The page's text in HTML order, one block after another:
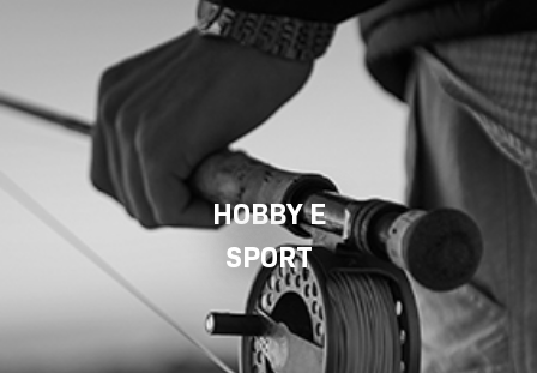
HOBBY E
SPORT